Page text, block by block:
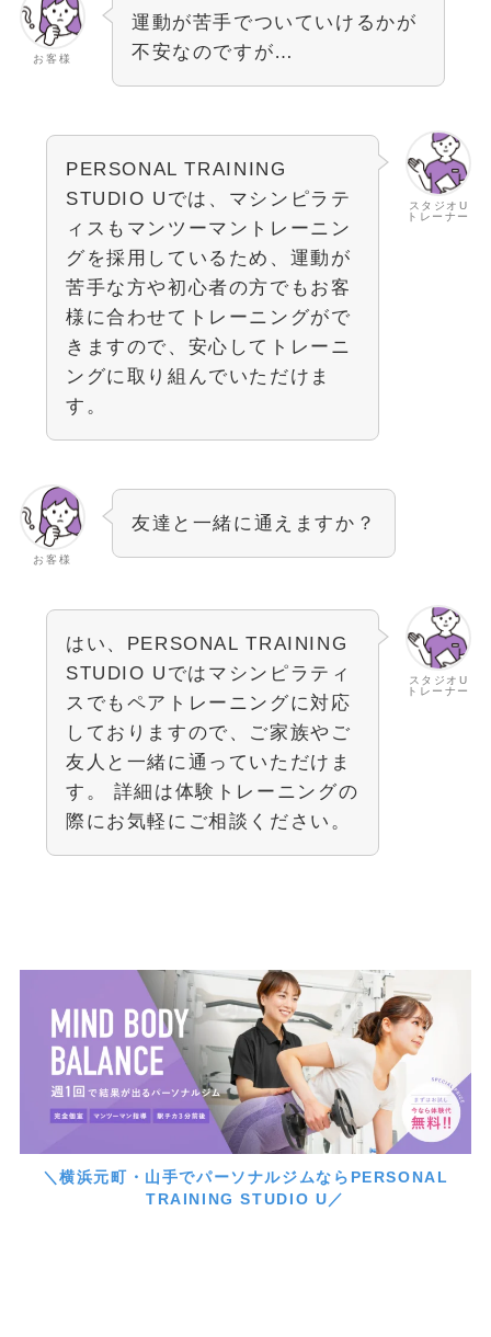
お客様
運動が苦手でついていけるかが
不安なのですが…
スタジオU
トレーナー
PERSONAL TRAINING
STUDIO Uでは、マシンピラテ
ィスもマンツーマントレーニン
グを採用しているため、運動が
苦手な方や初心者の方でもお客
様に合わせてトレーニングがで
きますので、安心してトレーニ
ングに取り組んでいただけま
す。
お客様
友達と一緒に通えますか？
スタジオU
トレーナー
はい、PERSONAL TRAINING
STUDIO Uではマシンピラティ
スでもペアトレーニングに対応
しておりますので、ご家族やご
友人と一緒に通っていただけま
す。 詳細は体験トレーニングの
際にお気軽にご相談ください。
＼横浜元町・山手でパーソナルジムならPERSONAL
TRAINING STUDIO U／